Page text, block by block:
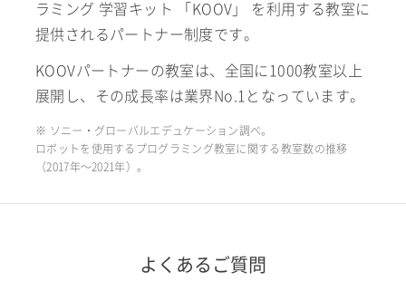
ラミング 学習キット 「KOOV」 を利用する教室に
提供されるパートナー制度です。
KOOVパートナーの教室は、全国に1000教室以上
展開し、その成長率は業界No.1となっています。
※ ソニー・グローバルエデュケーション調べ。
ロボットを使用するプログラミング教室に関する教室数の推移
（2017年〜2021年）。
よくあるご質問